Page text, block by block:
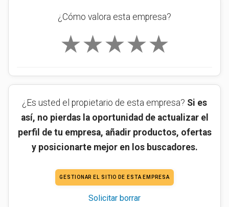
¿Cómo valora esta empresa?
★
★
★
★
★
¿Es usted el propietario de esta empresa? Si es
así, no pierdas la oportunidad de actualizar el
perfil de tu empresa, añadir productos, ofertas
y posicionarte mejor en los buscadores.
GESTIONAR EL SITIO DE ESTA EMPRESA
Solicitar borrar